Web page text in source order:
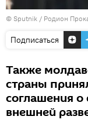
© Sputnik / Родион
Подписаться
Также
страны
соглашения о
внешней